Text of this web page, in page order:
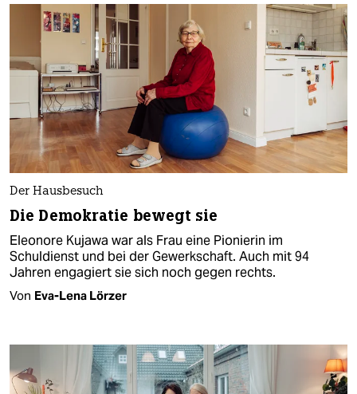
Der Hausbesuch
Die Demokratie bewegt sie
Eleonore Kujawa war als Frau eine Pionierin im
Schuldienst und bei der Gewerkschaft. Auch mit 94
Jahren engagiert sie sich noch gegen rechts.
Von Eva-Lena Lörzer